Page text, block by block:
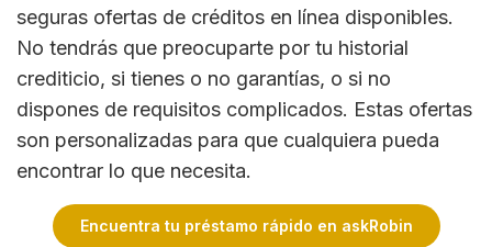
seguras ofertas de créditos en línea disponibles.
No tendrás que preocuparte por tu historial
crediticio, si tienes o no garantías, o si no
dispones de requisitos complicados. Estas ofertas
son personalizadas para que cualquiera pueda
encontrar lo que necesita.
Encuentra tu préstamo rápido en askRobin